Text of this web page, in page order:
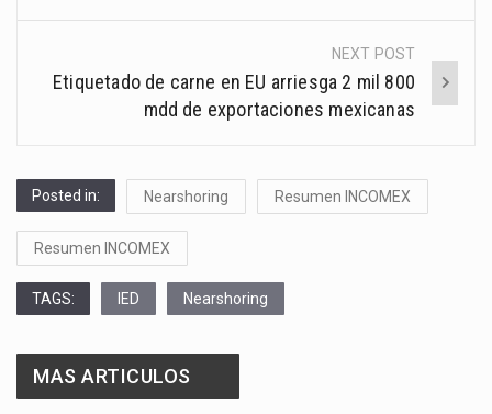
NEXT POST
Etiquetado de carne en EU arriesga 2 mil 800
mdd de exportaciones mexicanas
Posted in: Nearshoring Resumen INCOMEX
Resumen INCOMEX
TAGS: IED Nearshoring
MAS ARTICULOS